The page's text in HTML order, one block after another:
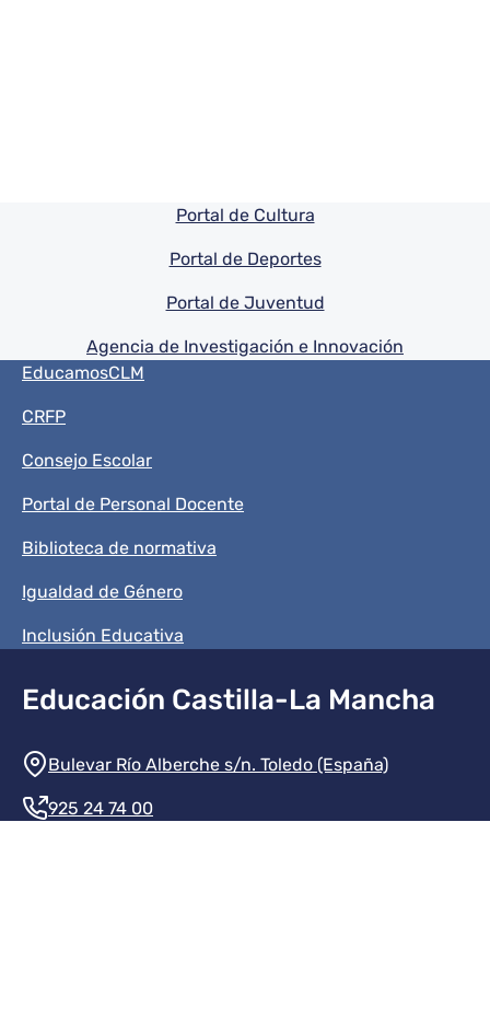
Pie de pagina información
Portal de Cultura
Portal de Deportes
Portal de Juventud
Agencia de Investigación e Innovación
Menú del pie
EducamosCLM
CRFP
Consejo Escolar
Portal de Personal Docente
Biblioteca de normativa
Igualdad de Género
Inclusión Educativa
Educación Castilla-La Mancha
Información de la institución
Bulevar Río Alberche s/n. Toledo (España)
925 24 74 00